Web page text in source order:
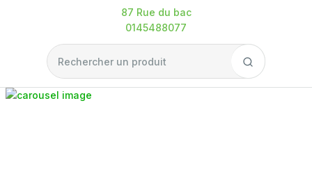
87 Rue du bac
0145488077